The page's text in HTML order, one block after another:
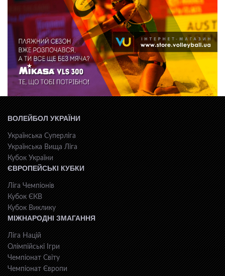
ВОЛЕЙБОЛ УКРАЇНИ
Українська Суперліга
Українська Вища Ліга
Кубок України
ЄВРОПЕЙСЬКІ КУБКИ
Ліга Чемпіонів
Кубок ЄКВ
Кубок Виклику
МІЖНАРОДНІ ЗМАГАННЯ
Ліга Націй
Олімпійські Ігри
Чемпіонат Світу
Чемпіонат Європи